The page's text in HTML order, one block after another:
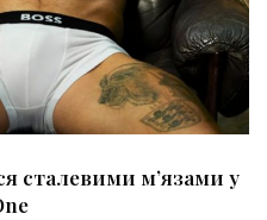
сталевими мʼязами у